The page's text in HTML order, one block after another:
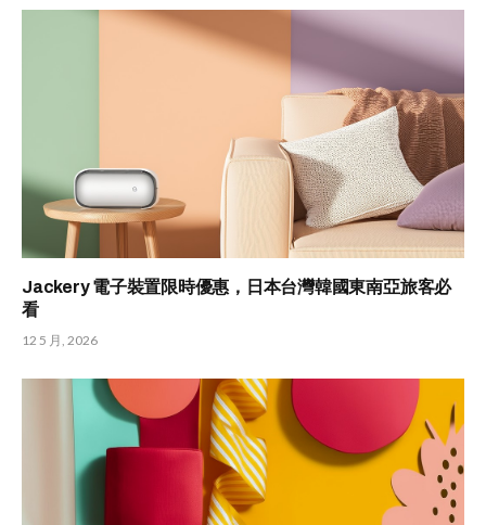
Jackery 電子裝置限時優惠，日本台灣韓國東南亞旅客必
看
12 5 月, 2026